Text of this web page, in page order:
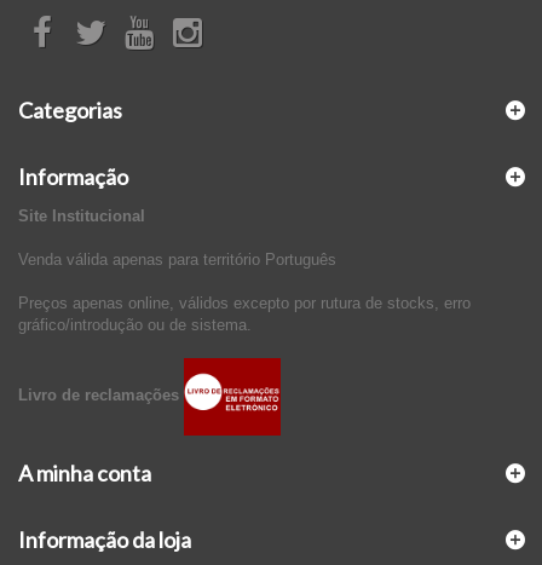
Categorias
Informação
Site Institucional
Venda válida apenas para território Português
Preços apenas online, válidos excepto por rutura de stocks, erro
gráfico/introdução ou de sistema.
Livro de reclamações
A minha conta
Informação da loja